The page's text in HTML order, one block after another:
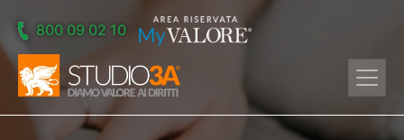
800 09 02 10